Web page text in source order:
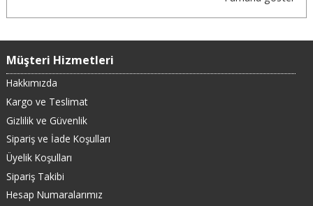
Müşteri Hizmetleri
Hakkımızda
Kargo ve Teslimat
Gizlilik ve Güvenlik
Sipariş ve İade Koşulları
Üyelik Koşulları
Sipariş Takibi
Hesap Numaralarımız